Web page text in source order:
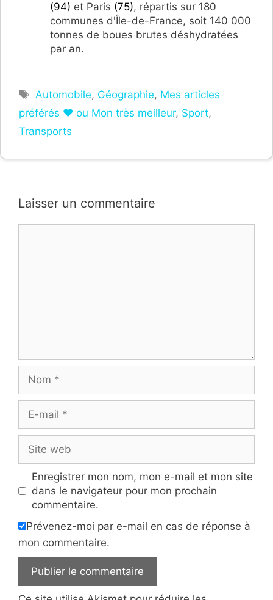
(94) et Paris (75), répartis sur 180
communes d'Île-de-France, soit 140 000
tonnes de boues brutes déshydratées
par an.
Étiquettes
Automobile, Géographie, Mes articles
préférés ❤ ou Mon très meilleur, Sport,
Transports
Laisser un commentaire
mail
web
Enregistrer mon nom, mon e-mail et mon site
dans le navigateur pour mon prochain
commentaire.
Prévenez-moi par e-mail en cas de réponse à
mon commentaire.